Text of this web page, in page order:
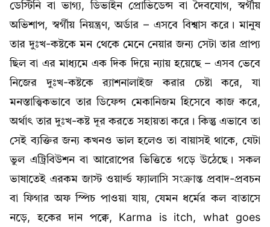
ডেস্টিনি বা ভাগ্য, ডিভাইন প্রোভিডেন্স বা দৈবযোগ, স্বর্গীয়
অভিশাপ, স্বর্গীয় নিয়ন্ত্রণ, অর্ডার – এসবে বিশ্বাস করে। মানুষ
তার দুঃখ-কষ্টকে মন থেকে মেনে নেয়ার জন্য সেটা তার প্রাপ্য
ছিল বা এর মাধ্যমে এক দিক দিয়ে ন্যায় হয়েছে – এসব ভেবে
নিজের দুঃখ-কষ্টকে র‍্যাশনালাইজ করার চেষ্টা করে, যা
মনস্তাত্ত্বিকভাবে তার ডিফেন্স মেকানিজম হিসেবে কাজ করে,
অর্থাৎ তার দুঃখ-কষ্ট দূর করতে সহায়তা করে। কিন্তু এভাবে তা
সেই ব্যক্তির জন্য কখনও ভাল হলেও তা বায়াসই থাকে, যেটা
ভুল এট্রিবিউশন বা আরোপের ভিত্তিতে গড়ে উঠেছে। সকল
ভাষাতেই এরকম জাস্ট ওয়ার্ল্ড ফ্যালাসি সংক্রান্ত প্রবাদ-প্রবচন
বা ফিগার অফ স্পিচ পাওয়া যায়, যেমন ধর্মের কল বাতাসে
নড়ে, হকের দান পক্বে, Karma is itch, what goes